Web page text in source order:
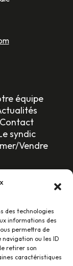
des technologies
informations des
permettra de
ou les ID
retirer son
caractéristiques
équipe
Contact
syndic
Vendre